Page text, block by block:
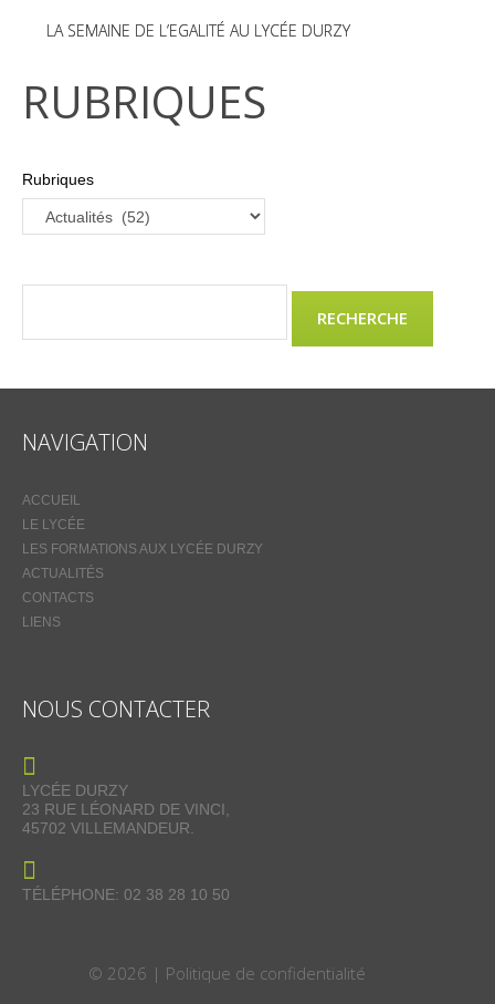
LA SEMAINE DE L’EGALITÉ AU LYCÉE DURZY
RUBRIQUES
Rubriques
NAVIGATION
ACCUEIL
LE LYCÉE
LES FORMATIONS AUX LYCÉE DURZY
ACTUALITÉS
CONTACTS
LIENS
NOUS CONTACTER
LYCÉE DURZY
23 RUE LÉONARD DE VINCI,
45702 VILLEMANDEUR.
TÉLÉPHONE: 02 38 28 10 50
© 2026 | Politique de confidentialité